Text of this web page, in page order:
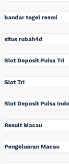
bandar togel resmi
situs rubah4d
Slot Deposit Pulsa Tri
Slot Tri
Slot Deposit Pulsa
Result Macau
Pengeluaran Macau